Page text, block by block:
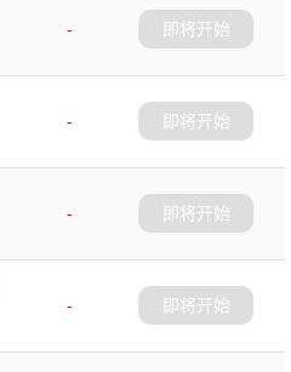
-
即将开始
-
即将开始
-
即将开始
-
即将开始